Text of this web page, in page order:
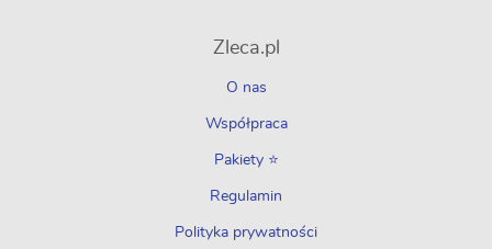
Zleca.pl
O nas
Współpraca
Pakiety ⭐
Regulamin
Polityka prywatności